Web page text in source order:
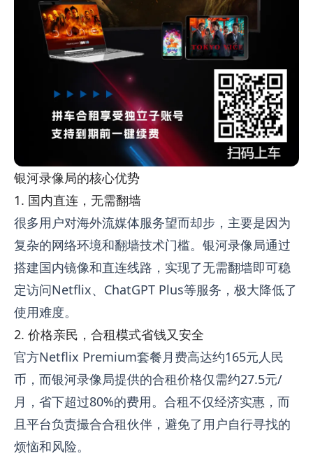
银河录像局的核心优势
1. 国内直连，无需翻墙
很多用户对海外流媒体服务望而却步，主要是因为
复杂的网络环境和翻墙技术门槛。银河录像局通过
搭建国内镜像和直连线路，实现了无需翻墙即可稳
定访问Netflix、ChatGPT Plus等服务，极大降低了
使用难度。
2. 价格亲民，合租模式省钱又安全
官方Netflix Premium套餐月费高达约165元人民
币，而银河录像局提供的合租价格仅需约27.5元/
月，省下超过80%的费用。合租不仅经济实惠，而
且平台负责撮合合租伙伴，避免了用户自行寻找的
烦恼和风险。